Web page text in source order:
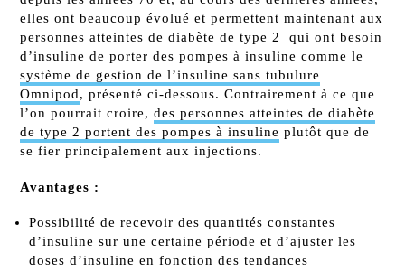
elles ont beaucoup évolué et permettent maintenant aux
personnes atteintes de diabète de type 2 qui ont besoin
d’insuline de porter des pompes à insuline comme le
système de gestion de l’insuline sans tubulure
Omnipod, présenté ci-dessous. Contrairement à ce que
l’on pourrait croire,des personnes atteintes de diabète
de type 2 portent des pompes à insuline plutôt que de
se fier principalement aux injections.
Avantages :
Possibilité de recevoir des quantités constantes
d’insuline sur une certaine période et d’ajuster les
doses d’insuline en fonction des tendances